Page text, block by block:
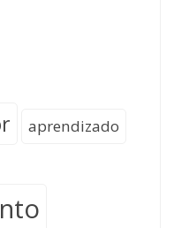
aprendizado